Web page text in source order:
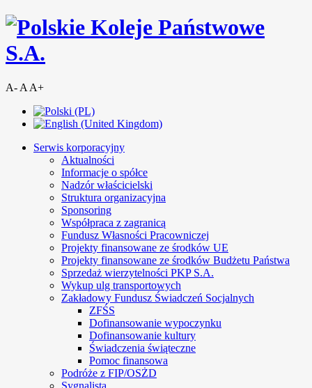
A- A A+
Serwis korporacyjny
Aktualności
Informacje o spółce
Nadzór właścicielski
Struktura organizacyjna
Sponsoring
Współpraca z zagranicą
Fundusz Własności Pracowniczej
Projekty finansowane ze środków UE
Projekty finansowane ze środków Budżetu Państwa
Sprzedaż wierzytelności PKP S.A.
Wykup ulg transportowych
Zakładowy Fundusz Świadczeń Socjalnych
ZFŚS
Dofinansowanie wypoczynku
Dofinansowanie kultury
Świadczenia świąteczne
Pomoc finansowa
Podróże z FIP/OSŻD
Sygnalista